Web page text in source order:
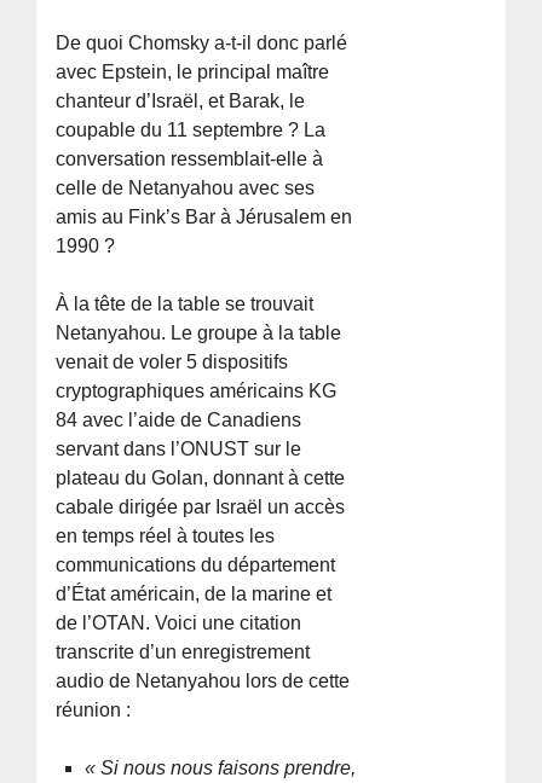
De quoi Chomsky a-t-il donc parlé
avec Epstein, le principal maître
chanteur d’Israël, et Barak, le
coupable du 11 septembre ? La
conversation ressemblait-elle à
celle de Netanyahou avec ses
amis au Fink’s Bar à Jérusalem en
1990 ?
À la tête de la table se trouvait
Netanyahou. Le groupe à la table
venait de voler 5 dispositifs
cryptographiques américains KG
84 avec l’aide de Canadiens
servant dans l’ONUST sur le
plateau du Golan, donnant à cette
cabale dirigée par Israël un accès
en temps réel à toutes les
communications du département
d’État américain, de la marine et
de l’OTAN. Voici une citation
transcrite d’un enregistrement
audio de Netanyahou lors de cette
réunion :
« Si nous nous faisons prendre,